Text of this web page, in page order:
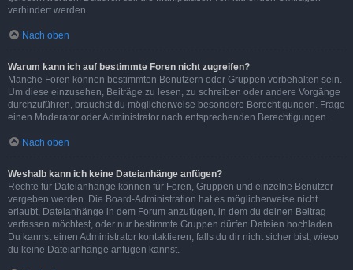
verhindert werden.
Nach oben
Warum kann ich auf bestimmte Foren nicht zugreifen?
Manche Foren können bestimmten Benutzern oder Gruppen vorbehalten sein.
Um diese einzusehen, Beiträge zu lesen, zu schreiben oder andere Vorgänge
durchzuführen, brauchst du möglicherweise besondere Berechtigungen. Frage
einen Moderator oder Administrator nach entsprechenden Berechtigungen.
Nach oben
Weshalb kann ich keine Dateianhänge anfügen?
Rechte für Dateianhänge können für Foren, Gruppen und einzelne Benutzer
vergeben werden. Die Board-Administration hat es möglicherweise nicht
erlaubt, Dateianhänge in dem Forum anzufügen, in dem du deinen Beitrag
verfassen möchtest, oder nur bestimmte Gruppen dürfen Dateien hochladen.
Du kannst einen Administrator kontaktieren, falls du dir nicht sicher bist, wieso
du keine Dateianhänge anfügen kannst.